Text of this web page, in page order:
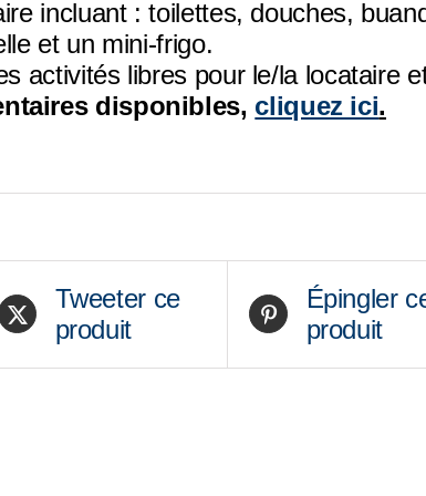
incluant : toilettes, douches,
et un mini-frigo.
activités libres pour le/la locataire
disponibles, cliquez ici.
Tweeter ce
produit
Épingler
produit